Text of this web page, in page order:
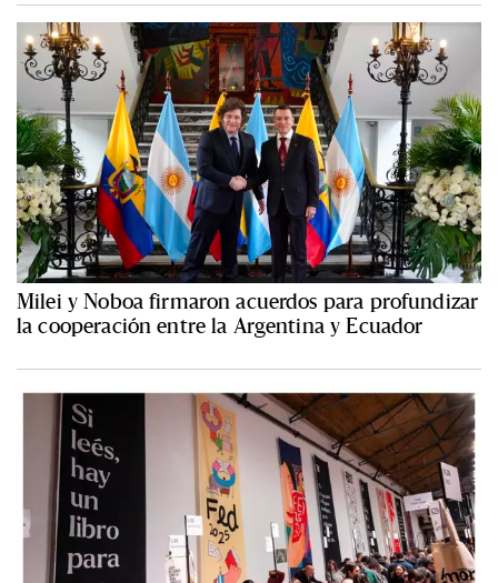
Milei y Noboa firmaron acuerdos para profundizar
la cooperación entre la Argentina y Ecuador